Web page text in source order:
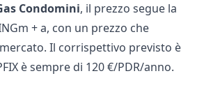
Condomini, il prezzo segue la
+ a, con un prezzo che
Il corrispettivo previsto è
è sempre di 120 €/PDR/anno.